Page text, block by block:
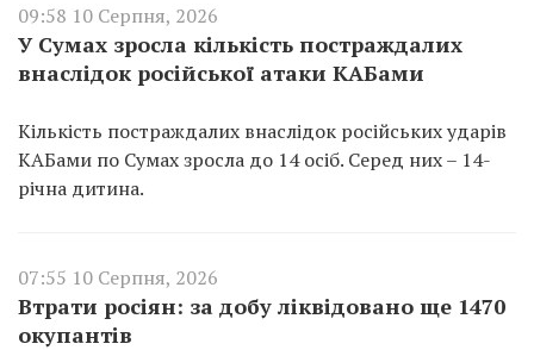
09:58 10 Серпня, 2026
У Сумах зросла кількість постраждалих
внаслідок російської атаки КАБами
Кількість постраждалих внаслідок російських ударів
КАБами по Сумах зросла до 14 осіб. Серед них – 14-
річна дитина.
07:55 10 Серпня, 2026
Втрати росіян: за добу ліквідовано ще 1470
окупантів